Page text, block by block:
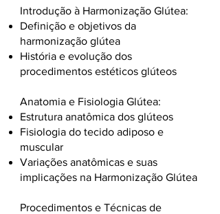
Introdução à Harmonização Glútea:
Definição e objetivos da
harmonização glútea
História e evolução dos
procedimentos estéticos glúteos
Anatomia e Fisiologia Glútea:
Estrutura anatômica dos glúteos
Fisiologia do tecido adiposo e
muscular
Variações anatômicas e suas
implicações na Harmonização Glútea
Procedimentos e Técnicas de